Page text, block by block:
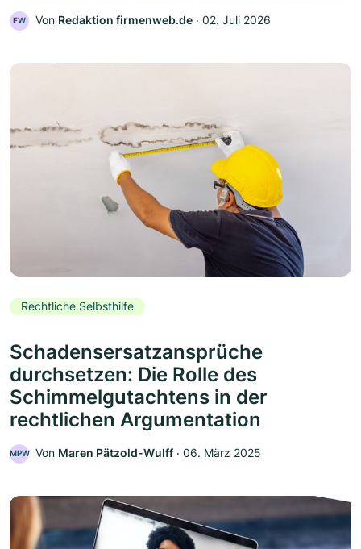
FW Von Redaktion firmenweb.de ‧ 02. Juli 2026
Rechtliche Selbsthilfe
Schadensersatzansprüche
durchsetzen: Die Rolle des
Schimmelgutachtens in der
rechtlichen Argumentation
MPW Von Maren Pätzold-Wulff ‧ 06. März 2025